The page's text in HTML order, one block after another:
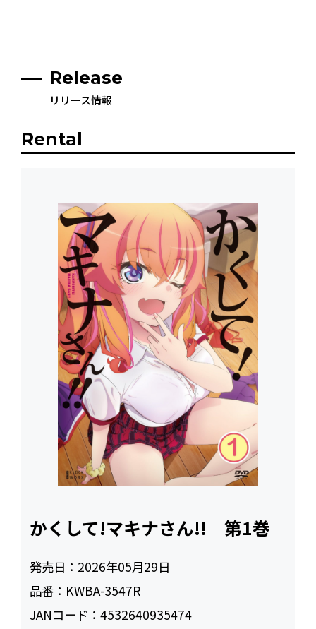
Release
リリース情報
Rental
かくして!マキナさん!! 第1巻
発売日： 2026年05月29日
品番： KWBA-3547R
JANコード：4532640935474